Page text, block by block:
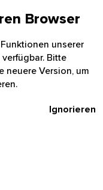
Browser
unserer
Bitte
neuere Version, um
Ignorieren